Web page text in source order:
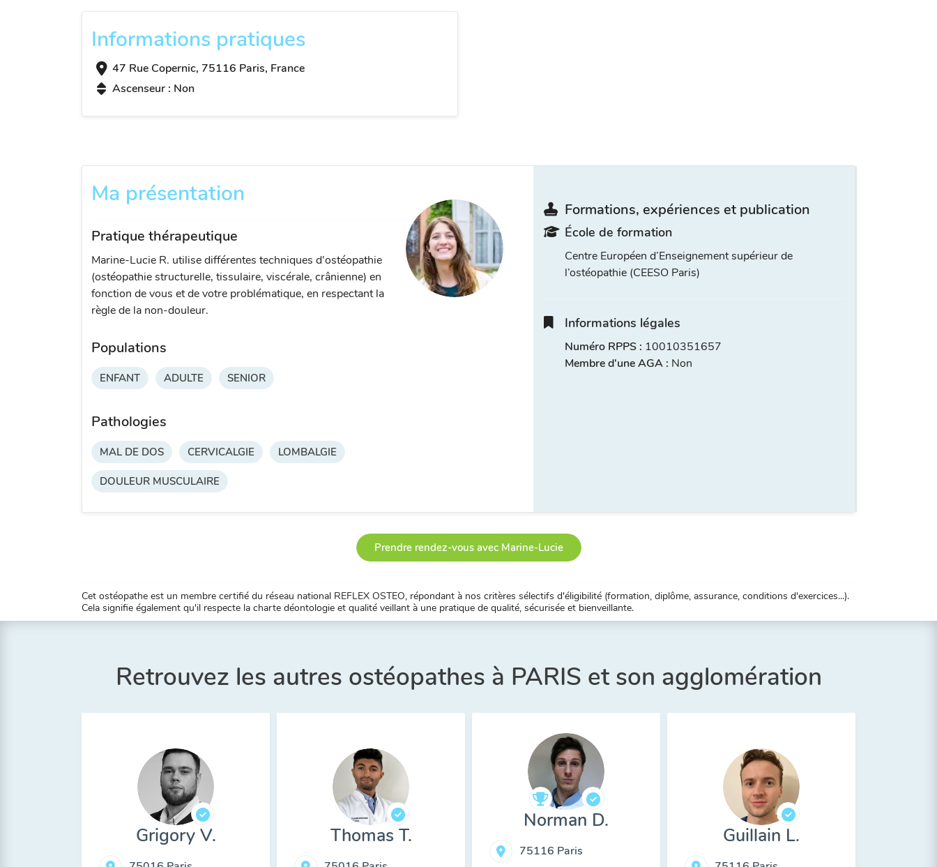
Informations pratiques
47 Rue Copernic, 75116 Paris, France
Ascenseur : Non
Ma présentation
Pratique thérapeutique
Marine-Lucie R. utilise différentes techniques d'ostéopathie
(ostéopathie structurelle, tissulaire, viscérale, crânienne) en
fonction de vous et de votre problématique, en respectant la
règle de la non-douleur.
Populations
ENFANT ADULTE SENIOR
Pathologies
MAL DE DOS CERVICALGIE LOMBALGIE
DOULEUR MUSCULAIRE
Formations, expériences et publication
École de formation
Centre Européen d’Enseignement supérieur de
l’ostéopathie (CEESO Paris)
Informations légales
Numéro RPPS : 10010351657
Membre d'une AGA : Non
Prendre rendez-vous avec Marine-Lucie
Cet ostéopathe est un membre certifié du réseau national REFLEX OSTEO, répondant à nos critères sélectifs d'éligibilité (formation, diplôme, assurance, conditions d'exercices...).
Cela signifie également qu'il respecte la charte déontologie et qualité veillant à une pratique de qualité, sécurisée et bienveillante.
Retrouvez les autres ostéopathes à PARIS et son agglomération
Grigory V. Thomas T.
Norman D.
75116 Paris
Guillain L.